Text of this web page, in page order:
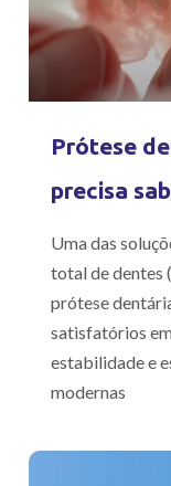
Prótese
precisa
Uma das
total de dentes
prótese
satisfatórios
estabilidade e
modernas